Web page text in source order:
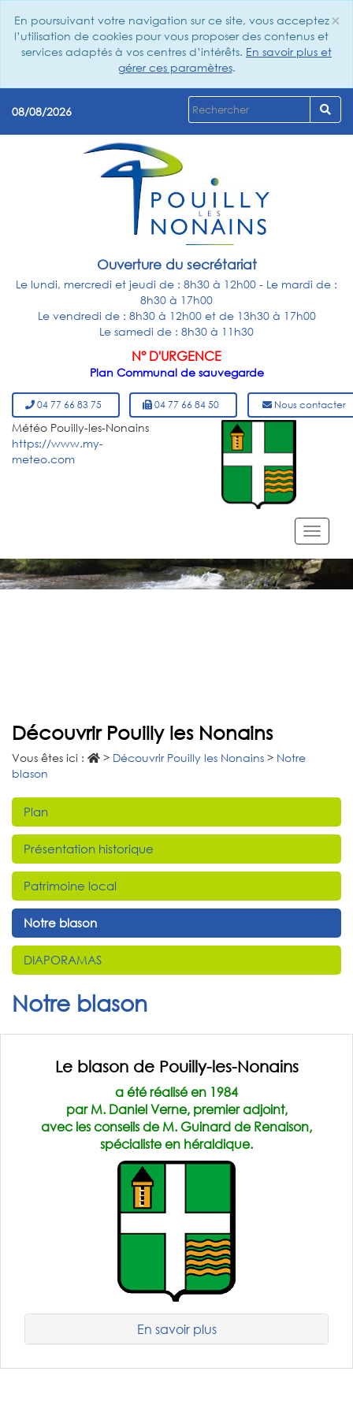
×
En poursuivant votre navigation sur ce site, vous acceptez
l’utilisation de cookies pour vous proposer des contenus et
services adaptés à vos centres d’intérêts. En savoir plus et
gérer ces paramètres.
08/08/2026
Ouverture du secrétariat
Le lundi, mercredi et jeudi de : 8h30 à 12h00 - Le mardi de :
8h30 à 17h00
Le vendredi de : 8h30 à 12h00 et de 13h30 à 17h00
Le samedi de : 8h30 à 11h30
N° D'URGENCE
Plan Communal de sauvegarde
04 77 66 83 75 04 77 66 84 50 Nous contacter
Météo Pouilly-les-Nonains
https://www.my-
meteo.com
Découvrir Pouilly les Nonains
Vous êtes ici : > Découvrir Pouilly les Nonains > Notre
blason
Plan
Présentation historique
Patrimoine local
Notre blason
DIAPORAMAS
Notre blason
Le blason de Pouilly-les-Nonains
a été réalisé en 1984
par M. Daniel Verne, premier adjoint,
avec les conseils de M. Guinard de Renaison,
spécialiste en héraldique.
En savoir plus